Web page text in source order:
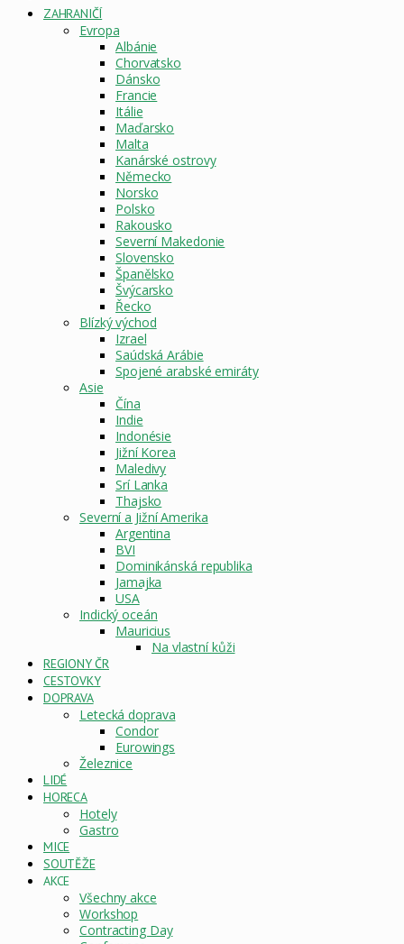
STRÁNKA
ZAHRANIČÍ
Evropa
Albánie
Chorvatsko
Dánsko
Francie
Itálie
Maďarsko
Malta
Kanárské ostrovy
Německo
Norsko
Polsko
Rakousko
Severní Makedonie
Slovensko
Španělsko
Švýcarsko
Řecko
Blízký východ
Izrael
Saúdská Arábie
Spojené arabské emiráty
Asie
Čína
Indie
Indonésie
Jižní Korea
Maledivy
Srí Lanka
Thajsko
Severní a Jižní Amerika
Argentina
BVI
Dominikánská republika
Jamajka
USA
Indický oceán
Mauricius
Na vlastní kůži
REGIONY ČR
CESTOVKY
DOPRAVA
Letecká doprava
Condor
Eurowings
Železnice
LIDÉ
HORECA
Hotely
Gastro
MICE
SOUTĚŽE
AKCE
Všechny akce
Workshop
Contracting Day